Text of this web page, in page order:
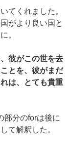
てくれました。
がより良い国と
。
彼がこの世を去
とを、彼がまだ
は、とても貴重
部分のforは後に
て解釈した。